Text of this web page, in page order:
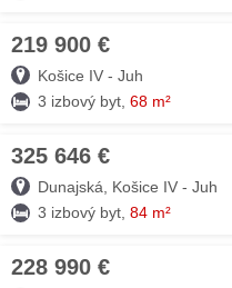
219 900 €
Košice IV - Juh
3 izbový byt, 68 m²
325 646 €
Dunajská, Košice IV - Juh
3 izbový byt, 84 m²
228 990 €